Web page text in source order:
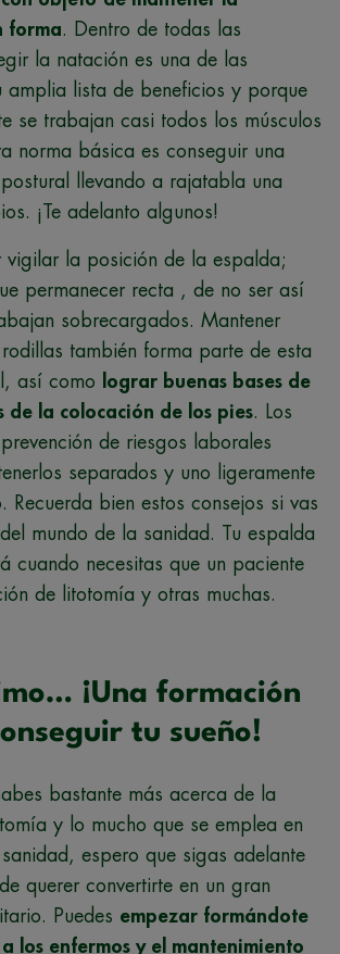
forma. Dentro de todas las
la natación es una de las
amplia lista de beneficios y porque
se trabajan casi todos los músculos
norma básica es conseguir una
llevando a rajatabla una
¡Te adelanto algunos!
vigilar la posición de la espalda;
permanecer recta , de no ser así
sobrecargados. Mantener
también forma parte de esta
así como
lograr buenas bases de
de la colocación de los pies. Los
de riesgos laborales
separados y uno ligeramente
Recuerda bien estos consejos si vas
mundo de la sanidad. Tu espalda
cuando necesitas que un paciente
de litotomía y otras muchas.
¡Una formación
tu sueño!
bastante más acerca de la
y lo mucho que se emplea en
espero que sigas adelante
querer convertirte en un gran
Puedes empezar formándote
los enfermos y el mantenimiento